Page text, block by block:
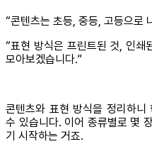
“콘텐츠는 초등, 중등, 고등으로
“표현 방식은 프린트된 것, 인쇄
모아보겠습니다.”
콘텐츠와 표현 방식을 정리하
수 있습니다. 이어 종류별로 몇
기 시작하는 거죠.